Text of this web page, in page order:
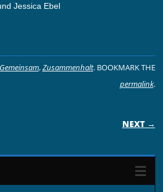
Jessica Ebel
Gemeinsam,Zusammenhalt. BOOKMARK THE
permalink.
NEXT →